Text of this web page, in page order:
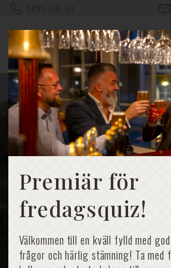
Premiär för
fredagsquiz!
Välkommen till en kväll fylld med
frågor och härlig stämning! Ta med